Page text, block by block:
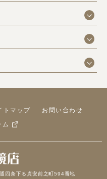
トマップ
お問い合わせ
ム
四条下る貞安前之町594番地